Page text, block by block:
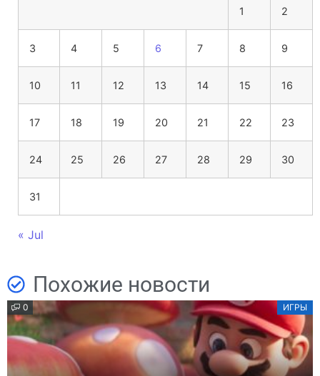
1 2
3 4 5 6 7 8 9
10 11 12 13 14 15 16
17 18 19 20 21 22 23
24 25 26 27 28 29 30
31
« Jul
Похожие новости
0 ИГРЫ